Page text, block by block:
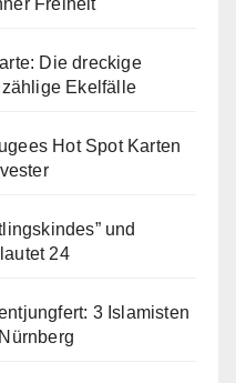
Freiheit
Die dreckige
Ekelfälle
Hot Spot Karten
und
24
3 Islamisten